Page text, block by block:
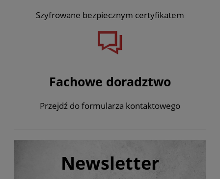
Szyfrowane bezpiecznym certyfikatem
Fachowe doradztwo
Przejdź do formularza kontaktowego
Newsletter